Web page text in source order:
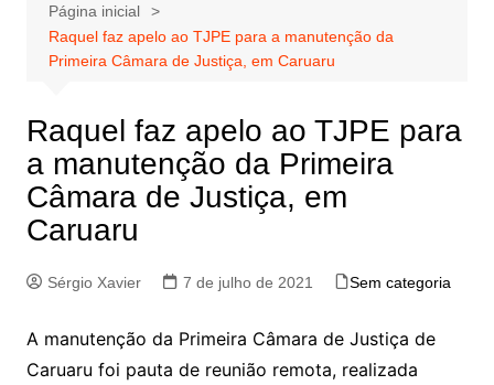
Página inicial
Raquel faz apelo ao TJPE para a manutenção da
Primeira Câmara de Justiça, em Caruaru
Raquel faz apelo ao TJPE para
a manutenção da Primeira
Câmara de Justiça, em
Caruaru
Sérgio Xavier 7 de julho de 2021 Sem categoria
A manutenção da Primeira Câmara de Justiça de
Caruaru foi pauta de reunião remota, realizada